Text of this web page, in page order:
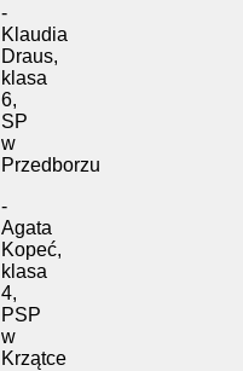
-
Klaudia
Draus,
klasa
6,
SP
w
Przedborzu
-
Agata
Kopeć,
klasa
4,
PSP
w
Krzątce